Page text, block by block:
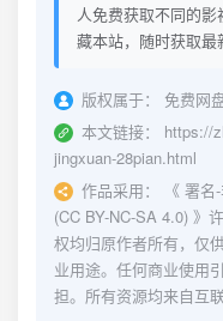
人免费获取不同的
藏本站，随时获取最
版权属于：
免费网
本文链接：
https://
jingxuan-28pian.html
作品采用：
《 署名
(CC BY-NC-SA 4.0) 》
权均归原作者所有，仅
业用途。任何商业使用
担。所有资源均来自互